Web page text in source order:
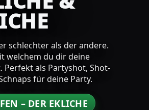
schlechter als der andere.
welchem du dir deine
Perfekt als Partyshot, Shot-
für deine Party.
– DER EKLICHE